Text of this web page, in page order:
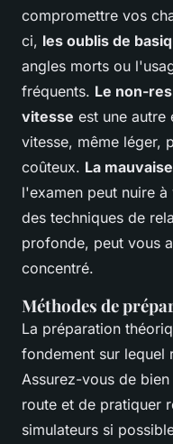
compromettre vos
ci, les oublis de
angles morts ou
fréquents. Le non-
vitesse est une autre
vitesse, même léger,
coûteux. La
l'examen peut nuire
des techniques de
profonde, peut vous
concentré.
Méthodes de
La préparation
fondement sur lequel
Assurez-vous de
route et de pratiquer
simulateurs si